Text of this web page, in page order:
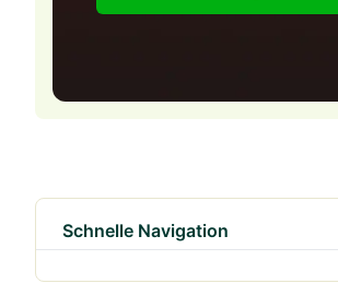
Schnelle Navigation